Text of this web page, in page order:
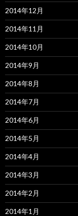
2014年12月
2014年11月
2014年10月
2014年9月
2014年8月
2014年7月
2014年6月
2014年5月
2014年4月
2014年3月
2014年2月
2014年1月